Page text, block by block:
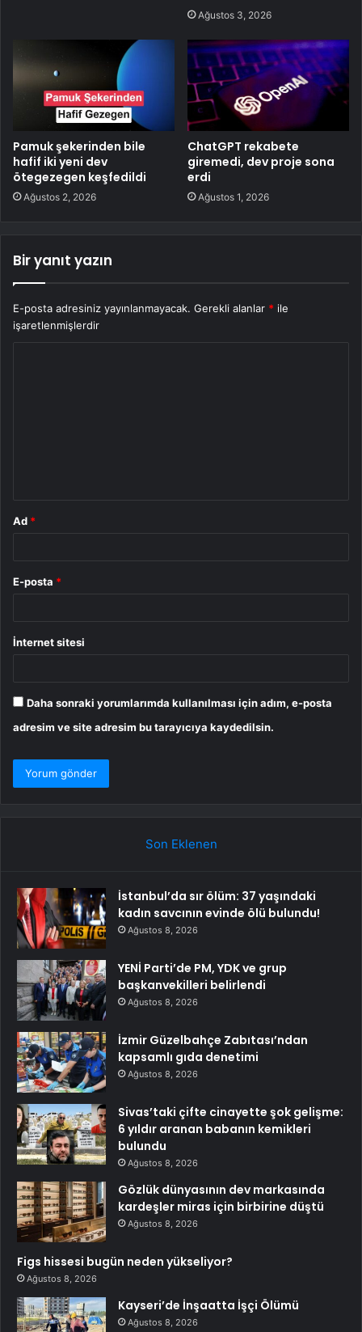
Ağustos 3, 2026
Pamuk şekerinden bile
hafif iki yeni dev
ötegezegen keşfedildi
Ağustos 2, 2026
ChatGPT rekabete
giremedi, dev proje sona
erdi
Ağustos 1, 2026
Bir yanıt yazın
E-posta adresiniz yayınlanmayacak. Gerekli alanlar * ile
işaretlenmişlerdir
Ad *
E-posta *
İnternet sitesi
Daha sonraki yorumlarımda kullanılması için adım, e-posta
adresim ve site adresim bu tarayıcıya kaydedilsin.
Son Eklenen
İstanbul’da sır ölüm: 37 yaşındaki
kadın savcının evinde ölü bulundu!
Ağustos 8, 2026
YENİ Parti’de PM, YDK ve grup
başkanvekilleri belirlendi
Ağustos 8, 2026
İzmir Güzelbahçe Zabıtası’ndan
kapsamlı gıda denetimi
Ağustos 8, 2026
Sivas’taki çifte cinayette şok gelişme:
6 yıldır aranan babanın kemikleri
bulundu
Ağustos 8, 2026
Gözlük dünyasının dev markasında
kardeşler miras için birbirine düştü
Ağustos 8, 2026
Figs hissesi bugün neden yükseliyor?
Ağustos 8, 2026
Kayseri’de İnşaatta İşçi Ölümü
Ağustos 8, 2026